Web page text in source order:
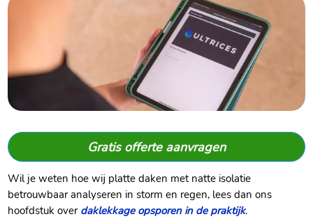
Gratis offerte aanvragen
Wil je weten hoe wij platte daken met natte isolatie
betrouwbaar analyseren in storm en regen, lees dan ons
hoofdstuk over daklekkage opsporen in de praktijk.​